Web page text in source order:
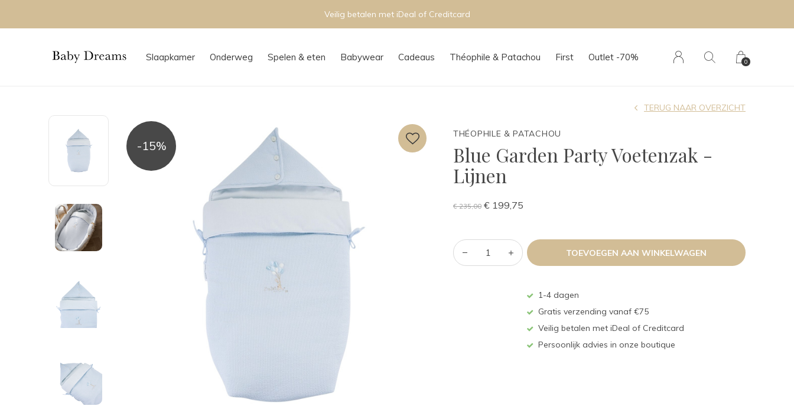
Slaapkamer Onderweg Spelen & eten Babywear Cadeaus Théophile & Patachou First Outlet -70% 0
Persoonlijk advies in onze boutique
-15%
THÉOPHILE & PATACHOU
Blue Garden Party Voetenzak -
Lijnen
TERUG NAAR OVERZICHT
€ 235,00 € 199,75
TOEVOEGEN AAN WINKELWAGEN
1-4 dagen
Gratis verzending vanaf €75
Veilig betalen met iDeal of Creditcard
Persoonlijk advies in onze boutique